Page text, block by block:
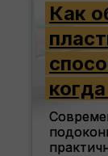
Как